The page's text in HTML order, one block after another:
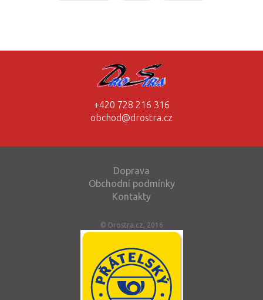
+420 728 216 316
obchod@drostra.cz
Doprava
Obchodní podmínky
Kontakty
© Drostra.cz, 2016